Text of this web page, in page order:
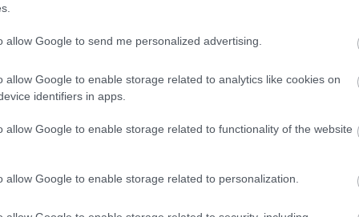
allow Google to send me personalized advertising.
allow Google to enable storage related to analytics like cookies on
identifiers in apps.
allow Google to enable storage related to functionality of the website
allow Google to enable storage related to personalization.
με τις νέες κατευθυντήριες οδηγίες της
προγράμματος και προβλέπει στοχευμένες
αλλαγή στο συνολικό χρηματοδοτικό
δίνει έμφαση σε έργα με υψηλή
και την καθημερινότητα των πολιτών.